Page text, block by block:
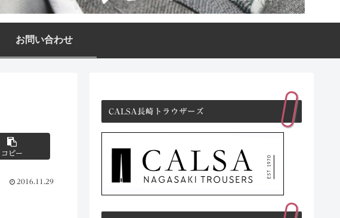
お問い合わせ
コピー
2016.11.29
CALSA長崎トラウザーズ